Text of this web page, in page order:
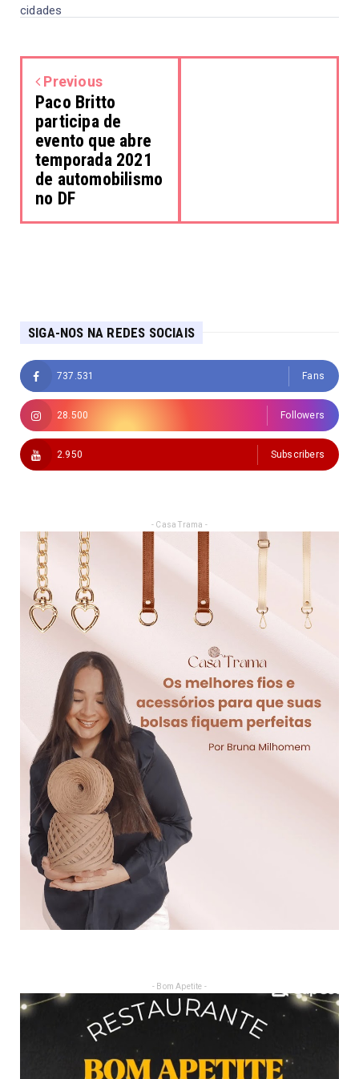
cidades
Previous
Paco Britto
participa de
evento que abre
temporada 2021
de automobilismo
no DF
SIGA-NOS NA REDES SOCIAIS
737.531 Fans
28.500 Followers
2.950 Subscribers
- Casa Trama -
- Bom Apetite -